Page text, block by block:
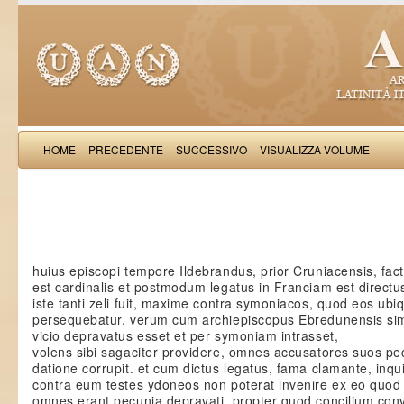
HOME PRECEDENTE SUCCESSIVO VISUALIZZA VOLUME
huius episcopi tempore Ildebrandus, prior Cruniacensis,
est cardinalis et postmodum legatus in Franciam est
iste tanti zeli fuit, maxime contra symoniacos, quod eos
persequebatur. verum cum archiepiscopus Ebredunensis
vicio depravatus esset et per symoniam intrasset,
volens sibi sagaciter providere, omnes accusatores suos
datione corrupit. et cum dictus legatus, fama clamante,
contra eum testes ydoneos non poterat invenire ex eo quod
omnes erant pecunia depravati. propter quod concilium